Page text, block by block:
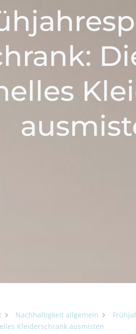
Nachhaltigkeit allgemein
Kleiderschrank ausmisten